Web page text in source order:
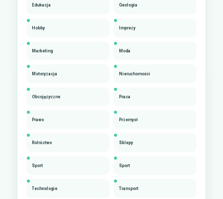
Edukacja Geologia
Hobby Imprezy
Marketing Moda
Motoryzacja Nieruchomości
Obcojęzyczne Praca
Prawo Przemysł
Rolnictwo Sklepy
Sport Sport
Technologie Transport